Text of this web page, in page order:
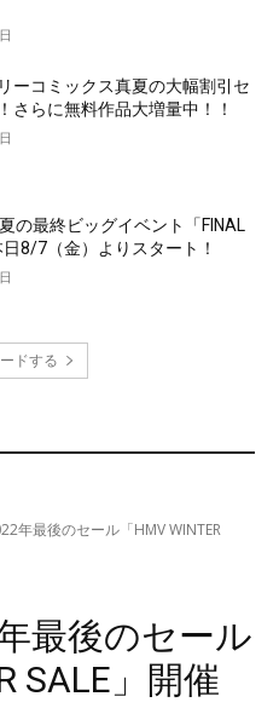
ーコミックス真夏の大幅割引セ
さらに無料作品大増量中！！
夏の最終ビッグイベント「FINAL
8/7（金）よりスタート！
ドする